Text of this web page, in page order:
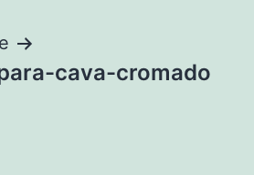
cava-cromado